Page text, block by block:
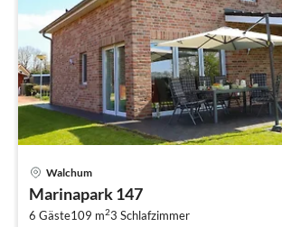
Walchum
Marinapark 147
6 Gäste109 m23 Schlafzimmer